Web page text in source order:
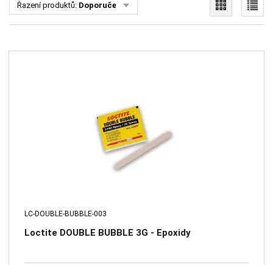
Řazení produktů: Doporučené
LC-DOUBLE-BUBBLE-003
Loctite DOUBLE BUBBLE 3G - Epoxidy